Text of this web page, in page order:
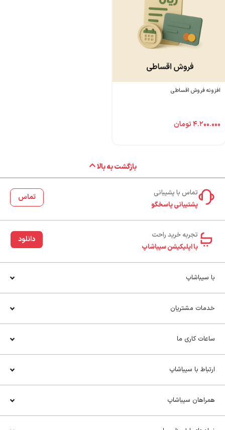
افزونه فروش اقساطی
۴.۲۰۰.۰۰۰تومان
بازگشت به بالا
تماس با پشیبانی
پشتیبانی پاسخگو
تماس
تجربه خرید راحت‌
با اپلیکیشن سیباشاپ
دانلود
با سیباشاپ
خدمات مشتریان
ساعات کاری ما
ارتباط با سیباشاپ
همراهان سیباشاپ